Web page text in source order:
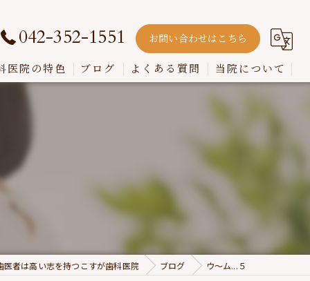
042-352-1551 お問い合わせはこちら
医院の特色 ブログ よくある質問 当院について
インプラント
入れ歯
歯周病
虫歯
医者は高い志を持つこすが歯科医院 ブログ ウ～ム...５